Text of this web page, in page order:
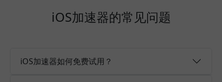
iOS加速器的常见问题
iOS加速器如何免费试用？